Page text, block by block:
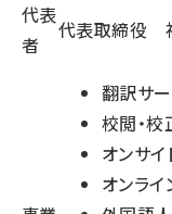
代表
者
代表取締役
翻訳サ
校閲・
オンサ
オンラ